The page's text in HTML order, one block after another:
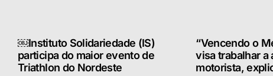
￼Instituto Solidariedade (IS)
participa do maior evento de
Triathlon do Nordeste
“Vencendo o
visa trabalhar a
motorista,